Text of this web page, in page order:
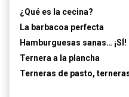
¿Qué es la cecina?
La barbacoa perfecta
Hamburguesas sanas… ¡SÍ!
Ternera a la plancha
Terneras de pasto,